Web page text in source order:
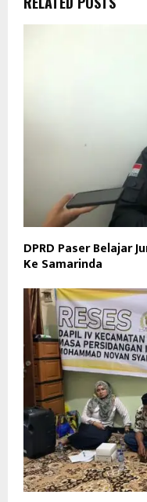
DPRD Paser Belajar
Ke Samarinda